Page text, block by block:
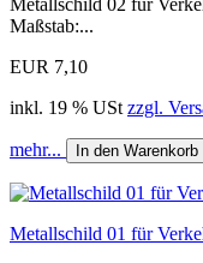
Metallschild 02 für
Maßstab:...
EUR 7,10
inkl. 19 % USt zzgl.
mehr... In den Warenkorb
Metallschild 01 für